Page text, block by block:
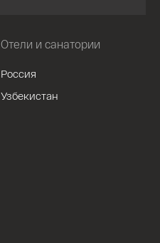
Отели и санатории
Россия
Узбекистан